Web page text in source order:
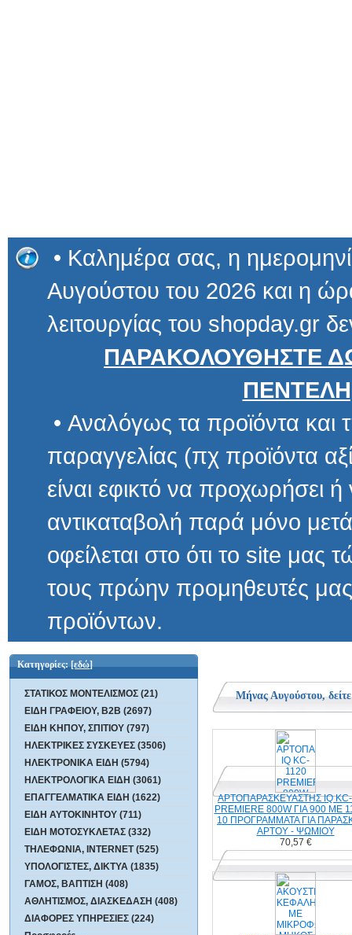
• Καλημέρα σας, η
Αυγούστου του 2026 και η
λειτουργίας του shopday.gr
ΠΑΡΑΚΟΛΟΥΘΗΣΤΕ
• Αναλόγως τα προϊόντα και
παραγγελίας (πχ προϊόντα αξίας
είναι εφικτό να προχωρήσει ή να
αντικαταβολή παρά μόνο μετά
οφείλεται στο ότι το site μας τώρα
τους πρώην προμηθευτές μας
προϊόντων.
Κατηγορίες:[εδώ]
ΣΤΑΤΙΚΟΣ ΜΟΝΤΕΛΙΣΜΟΣ (21)
ΕΙΔΗ ΓΡΑΦΕΙΟΥ, B2B (2697)
ΕΙΔΗ ΚΗΠΟΥ, ΣΠΙΤΙΟΥ (797)
ΗΛΕΚΤΡΙΚΕΣ ΣΥΣΚΕΥΕΣ (3506)
ΗΛΕΚΤΡΟΝΙΚΑ ΕΙΔΗ (5794)
ΗΛΕΚΤΡΟΛΟΓΙΚΑ ΕΙΔΗ (3061)
ΕΠΑΓΓΕΛΜΑΤΙΚΑ ΕΙΔΗ (1622)
ΕΙΔΗ ΑΥΤΟΚΙΝΗΤΟΥ (711)
ΕΙΔΗ ΜΟΤΟΣΥΚΛΕΤΑΣ (332)
ΤΗΛΕΦΩΝΙΑ, INTERNET (525)
ΥΠΟΛΟΓΙΣΤΕΣ, ΔΙΚΤΥΑ (1835)
ΓΑΜΟΣ, ΒΑΠΤΙΣΗ (408)
ΑΘΛΗΤΙΣΜΟΣ, ΔΙΑΣΚΕΔΑΣΗ (408)
ΔΙΑΦΟΡΕΣ ΥΠΗΡΕΣΙΕΣ (224)
Μήνας Αυγούστου,
ΑΡΤΟΠΑΡΑΣΚΕΥΑΣΤΗΣ IQ
PREMIERE 800W ΓΙΑ 900 ΜΕ
10 ΠΡΟΓΡΑΜΜΑΤΑ ΓΙΑ
ΑΡΤΟΥ - ΨΩΜΙΟΥ
70,57 €